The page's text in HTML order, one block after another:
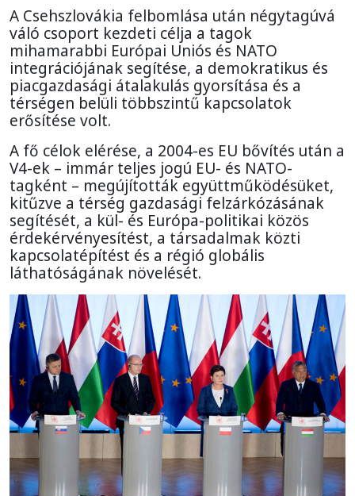
A Csehszlovákia felbomlása után négytagúvá
váló csoport kezdeti célja a tagok
mihamarabbi Európai Uniós és NATO
integrációjának segítése, a demokratikus és
piacgazdasági átalakulás gyorsítása és a
térségen belüli többszintű kapcsolatok
erősítése volt.
A fő célok elérése, a 2004-es EU bővítés után a
V4-ek – immár teljes jogú EU- és NATO-
tagként – megújították együttműködésüket,
kitűzve a térség gazdasági felzárkózásának
segítését, a kül- és Európa-politikai közös
érdekérvényesítést, a társadalmak közti
kapcsolatépítést és a régió globális
láthatóságának növelését.